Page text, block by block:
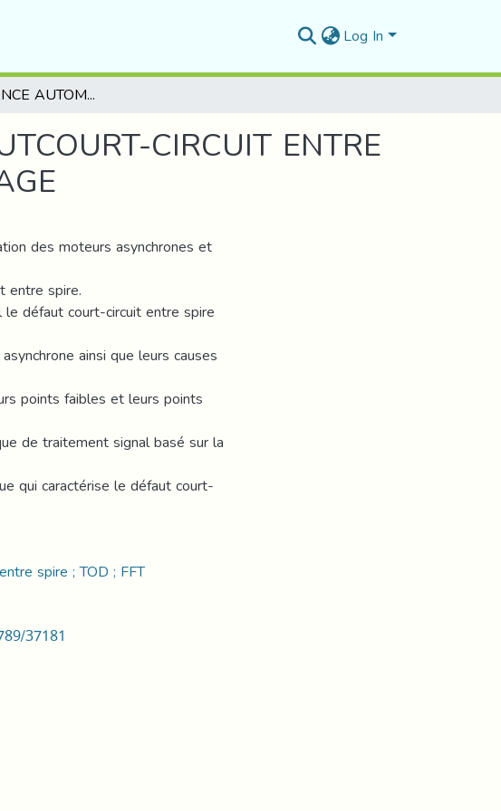
Log In
SURVEILLANCE AUTOMATIQUE DU DEFAUTCOURT-CIRCUIT ENTRE SPIRES D’UN MOTEURASYNCHRONE A CAGE
CIRCUIT ENTRE
des moteurs asynchrones et
entre spire.
défaut court-circuit entre spire
ainsi que leurs causes
points faibles et leurs points
de traitement signal basé sur la
qui caractérise le défaut court-
spire ; TOD ; FFT
37181